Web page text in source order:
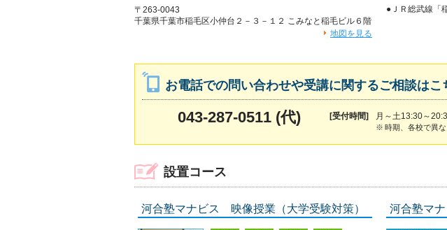
〒263-0043
千葉県千葉市稲毛区小仲台２－３－１２ こみなと稲毛ビル６階
地図を見る
●ＪＲ総武線「
お電話での問い合わせや受講に関するご相談はこ
043-287-0511 (代) [受付時間] 月～土13:30～
※ 時期、各校で異な
設置コース
河合塾マナビス 映像授業（大学受験対策） 河合塾マ